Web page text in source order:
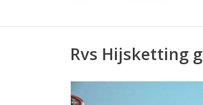
Rvs Hijsketting